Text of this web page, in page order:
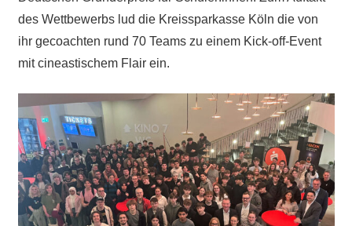
des Wettbewerbs lud die Kreissparkasse Köln die von
ihr gecoachten rund 70 Teams zu einem Kick-off-Event
mit cineastischem Flair ein.